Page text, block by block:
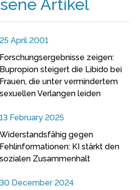
Artikel
25 April 2001
Forschungsergebnisse zeigen:
Bupropion steigert die Libido bei
Frauen, die unter vermindertem
sexuellen Verlangen leiden
13 February 2025
Widerstandsfähig gegen
Fehlinformationen: KI stärkt den
sozialen Zusammenhalt
30 December 2024